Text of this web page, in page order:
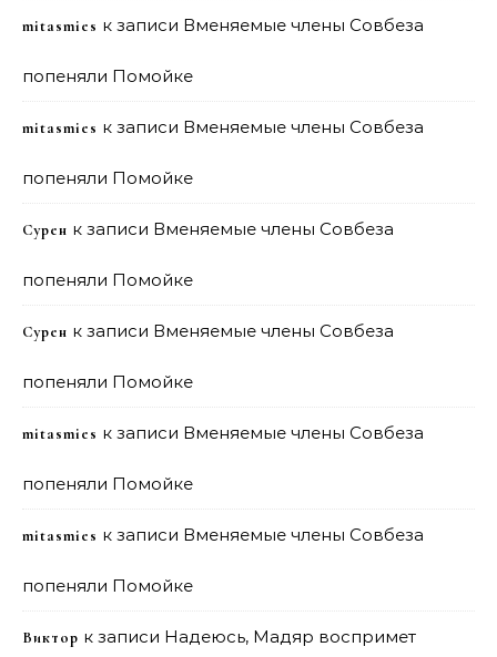
mitasmies к записи Вменяемые члены Совбеза
попеняли Помойке
mitasmies к записи Вменяемые члены Совбеза
попеняли Помойке
Сурен к записи Вменяемые члены Совбеза
попеняли Помойке
Сурен к записи Вменяемые члены Совбеза
попеняли Помойке
mitasmies к записи Вменяемые члены Совбеза
попеняли Помойке
mitasmies к записи Вменяемые члены Совбеза
попеняли Помойке
Виктор к записи Надеюсь, Мадяр воспримет